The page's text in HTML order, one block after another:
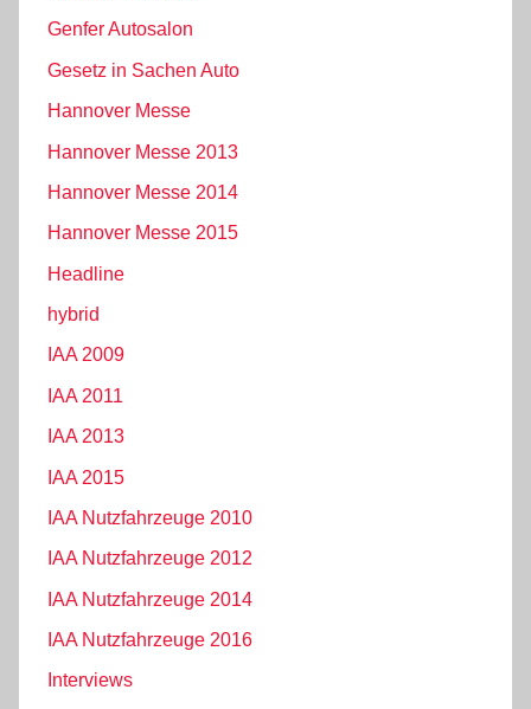
Genfer Autosalon
Gesetz in Sachen Auto
Hannover Messe
Hannover Messe 2013
Hannover Messe 2014
Hannover Messe 2015
Headline
hybrid
IAA 2009
IAA 2011
IAA 2013
IAA 2015
IAA Nutzfahrzeuge 2010
IAA Nutzfahrzeuge 2012
IAA Nutzfahrzeuge 2014
IAA Nutzfahrzeuge 2016
Interviews